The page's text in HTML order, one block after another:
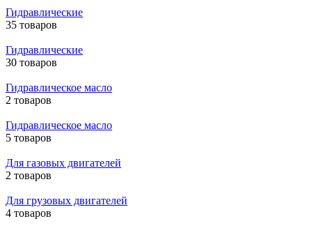
Гидравлические
35 товаров
Гидравлические
30 товаров
Гидравлическое масло
2 товаров
Гидравлическое масло
5 товаров
Для газовых двигателей
2 товаров
Для грузовых двигателей
4 товаров